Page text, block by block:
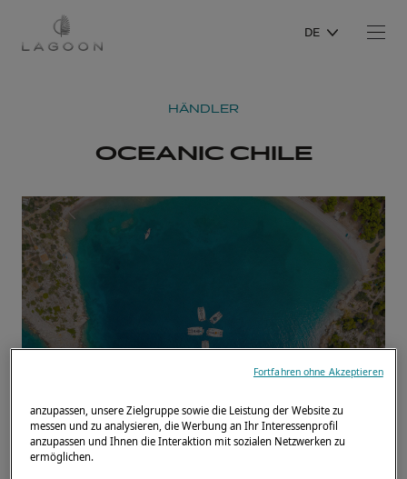
DE
HÄNDLER
OCEANIC CHILE
Startseite
anzupassen, unsere Zielgruppe sowie die Leistung der Website zu
messen und zu analysieren, die Werbung an Ihr Interessenprofil
anzupassen und Ihnen die Interaktion mit sozialen Netzwerken zu
ermöglichen.
Fortfahren ohne Akzeptieren